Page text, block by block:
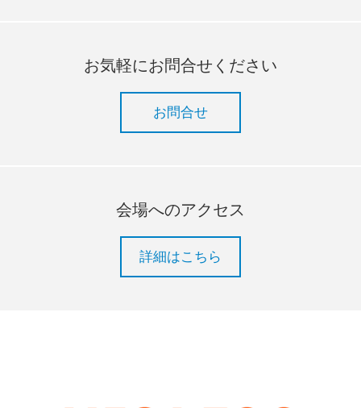
お気軽にお問合せください
お問合せ
会場へのアクセス
詳細はこちら